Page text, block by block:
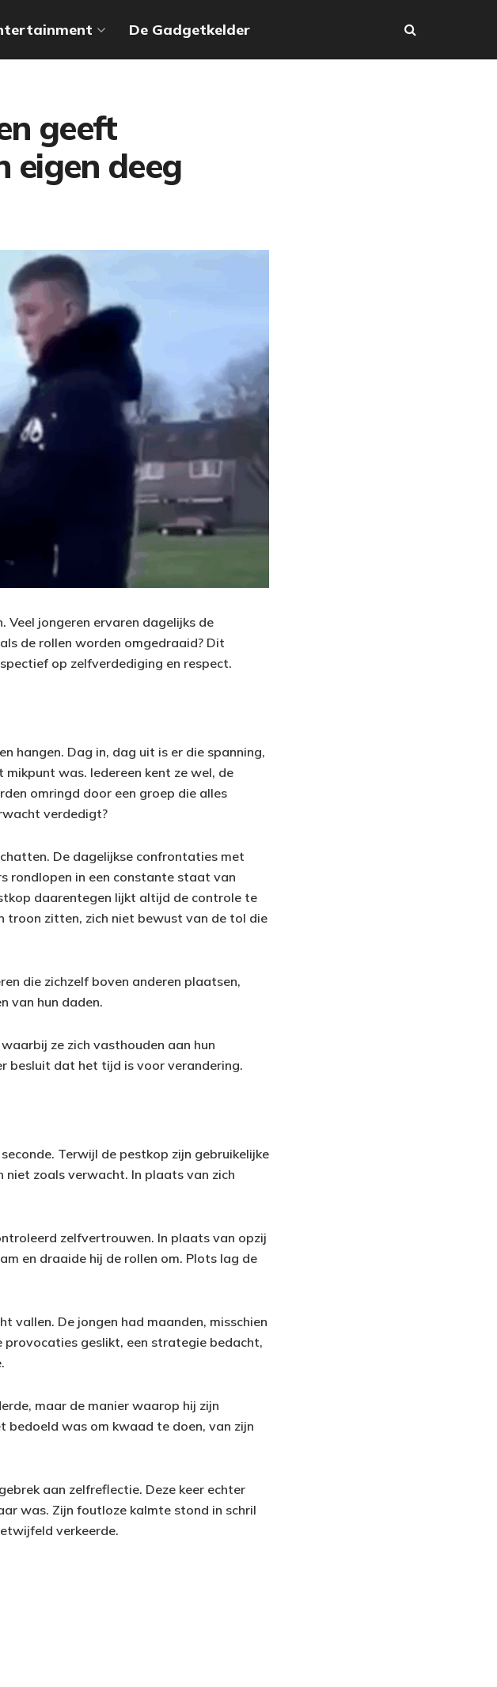
De Gadgetkelder
geeft
eigen deeg
Veel jongeren ervaren dagelijks de
de rollen worden omgedraaid? Dit
op zelfverdediging en respect.
hangen. Dag in, dag uit is er die spanning,
was. Iedereen kent ze wel, de
omringd door een groep die alles
verdedigt?
De dagelijkse confrontaties met
rondlopen in een constante staat van
daarentegen lijkt altijd de controle te
troon zitten, zich niet bewust van de tol die
die zichzelf boven anderen plaatsen,
van hun daden.
ze zich vasthouden aan hun
besluit dat het tijd is voor verandering.
Terwijl de pestkop zijn gebruikelijke
niet zoals verwacht. In plaats van zich
zelfvertrouwen. In plaats van opzij
en draaide hij de rollen om. Plots lag de
vallen. De jongen had maanden, misschien
provocaties geslikt, een strategie bedacht,
maar de manier waarop hij zijn
bedoeld was om kwaad te doen, van zijn
aan zelfreflectie. Deze keer echter
was. Zijn foutloze kalmte stond in schril
verkeerde.